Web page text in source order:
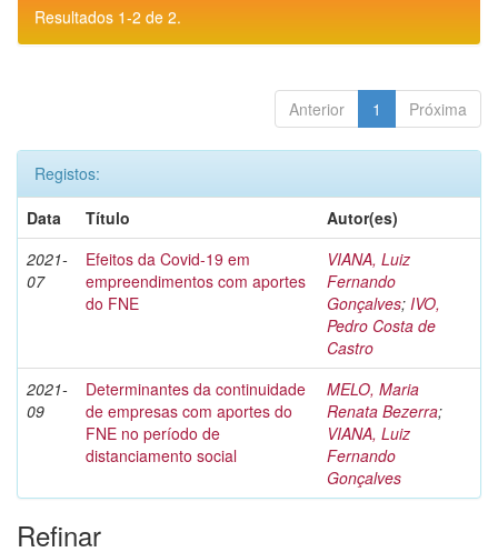
Resultados 1-2 de 2.
Anterior 1 Próxima
Registos:
Data
Título
Autor(es)
2021-
07
Efeitos da Covid-19 em
empreendimentos com aportes
do FNE
VIANA, Luiz
Fernando
Gonçalves; IVO,
Pedro Costa de
Castro
2021-
09
Determinantes da continuidade
de empresas com aportes do
FNE no período de
distanciamento social
MELO, Maria
Renata Bezerra;
VIANA, Luiz
Fernando
Gonçalves
Refinar